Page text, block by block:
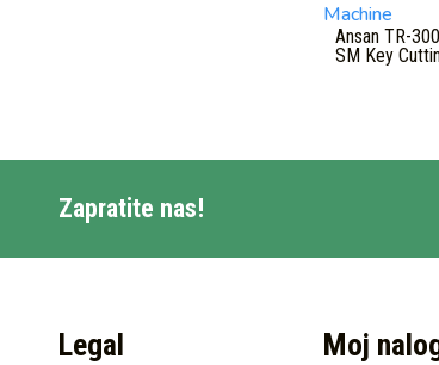
Ansan TR-
SM Key
Zapratite nas!
Legal Moj